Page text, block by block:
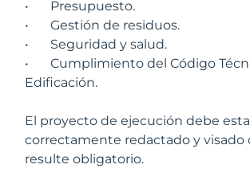
•
Presupuesto.
•
Gestión de residuos.
•
Seguridad y salud.
•
Cumplimiento del Código
Edificación.
El proyecto de ejecución debe
correctamente redactado y visado
resulte obligatorio.